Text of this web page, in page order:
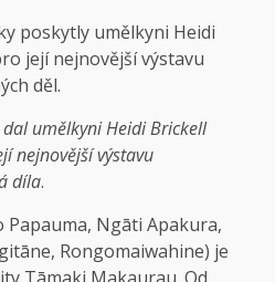
poskytly umělkyni Heidi
její nejnovější výstavu
děl.
dal umělkyni Heidi Brickell
nejnovější výstavu
díla.
Papauma, Ngāti Apakura,
Rongomaiwahine) je